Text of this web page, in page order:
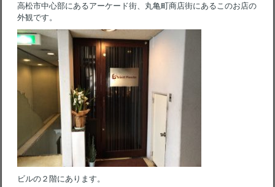
高松市中心部にあるアーケード街、丸亀町商店街にあるこのお店の
外観です。
ビルの２階にあります。